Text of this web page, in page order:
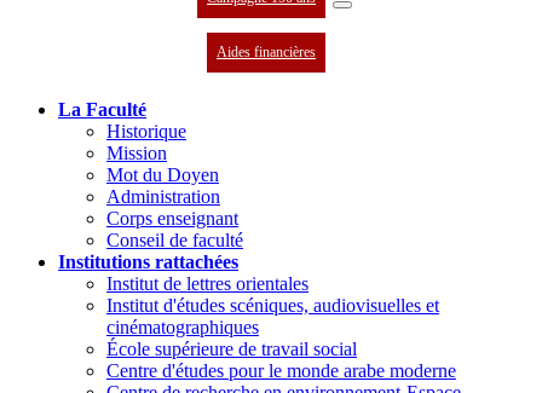
Aides financières
La Faculté
Historique
Mission
Mot du Doyen
Administration
Corps enseignant
Conseil de faculté
Institutions rattachées
Institut de lettres orientales
Institut d'études scéniques, audiovisuelles et
cinématographiques
École supérieure de travail social
Centre d'études pour le monde arabe moderne